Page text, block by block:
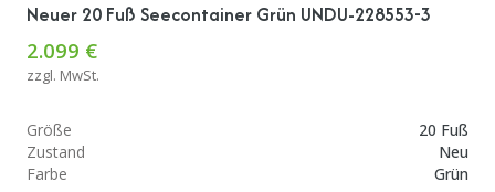
Neuer 20 Fuß Seecontainer Grün UNDU-228553-3
2.099 €
zzgl. MwSt.
Größe
20 Fuß
Zustand
Neu
Farbe
Grün